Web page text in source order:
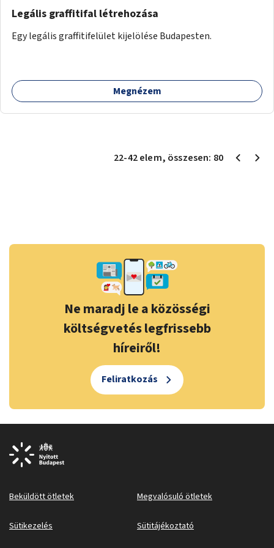
Legális graffitifal létrehozása
Egy legális graffitifelület kijelölése Budapesten.
Megnézem
22-42elem, összesen: 80
Ne maradj le a közösségi
költségvetés legfrissebb
híreiről!
Feliratkozás
Beküldött ötletek Megvalósuló ötletek
Sütikezelés Sütitájékoztató